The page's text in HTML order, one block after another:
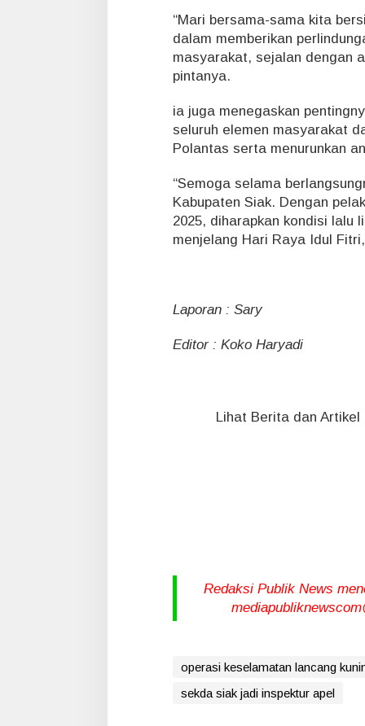
“Mari bersama-sama kita
dalam memberikan
masyarakat, sejalan dengan
pintanya.
ia juga menegaskan
seluruh elemen masyarakat
Polantas serta menurunkan
“Semoga selama
Kabupaten Siak. Dengan
2025, diharapkan kondisi lalu
menjelang Hari Raya Idul
Laporan : Sary
Editor : Koko Haryadi
Lihat Berita dan Artikel
Redaksi Publik News
operasi keselamatan lancang
sekda siak jadi inspektur apel